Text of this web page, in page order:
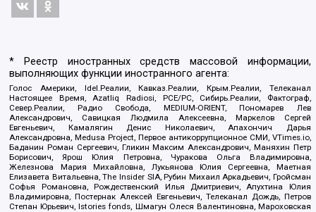
* Реестр иностранных средств массовой информации,
выполняющих функции иностранного агента:
Голос Америки, Idel.Реалии, Кавказ.Реалии, Крым.Реалии, Телеканал
Настоящее Время, Azatliq Radiosi, PCE/PC, Сибирь.Реалии, Фактограф,
Север.Реалии, Радио Свобода, MEDIUM-ORIENT, Пономарев Лев
Александрович, Савицкая Людмила Алексеевна, Маркелов Сергей
Евгеньевич, Камалягин Денис Николаевич, Апахончич Дарья
Александровна, Medusa Project, Первое антикоррупционное СМИ, VTimes.io,
Баданин Роман Сергеевич, Гликин Максим Александрович, Маняхин Петр
Борисович, Ярош Юлия Петровна, Чуракова Ольга Владимировна,
Железнова Мария Михайловна, Лукьянова Юлия Сергеевна, Маетная
Елизавета Витальевна, The Insider SIA, Рубин Михаил Аркадьевич, Гройсман
Софья Романовна, Рождественский Илья Дмитриевич, Апухтина Юлия
Владимировна, Постернак Алексей Евгеньевич, Телеканал Дождь, Петров
Степан Юрьевич, Istories fonds, Шмагун Олеся Валентиновна, Мароховская